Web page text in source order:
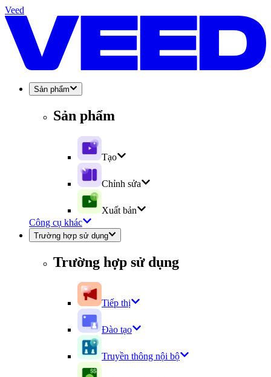
Veed
Sản phẩm
Sản phẩm
Tạo
Chỉnh sửa
Xuất bản
Công cụ khác
Trường hợp sử dụng
Trường hợp sử dụng
Tiếp thị
Đào tạo
Truyền thông nội bộ